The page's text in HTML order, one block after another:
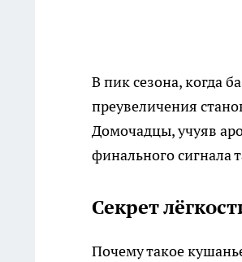
В пик сезона, когда
преувеличения
Домочадцы, учуяв
финального сигнала
Секрет
Почему такое